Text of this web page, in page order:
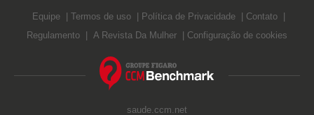
Equipe Termos de uso Política de Privacidade
Contato
Regulamento
A Revista Da Mulher Configuração de cookies
saude.ccm.net